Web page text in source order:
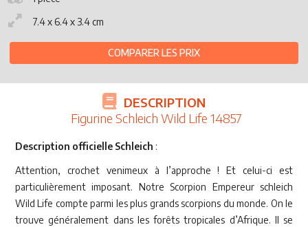
7.4 x 6.4 x 3.4 cm
COMPARER LES PRIX
DESCRIPTION
Figurine Schleich Wild Life 14857
Description officielle Schleich :
Attention, crochet venimeux à l’approche ! Et celui-ci est
particulièrement imposant. Notre Scorpion Empereur schleich
Wild Life compte parmi les plus grands scorpions du monde. On le
trouve généralement dans les forêts tropicales d’Afrique. Il se